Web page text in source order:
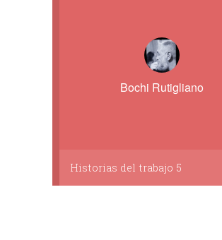
Bochi Rutigliano
Historias del trabajo 5